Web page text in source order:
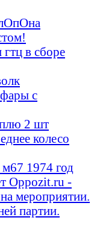
в сборе
с
2 шт
колесо
1974 год
Oppozit.ru -
мероприятии.
партии.